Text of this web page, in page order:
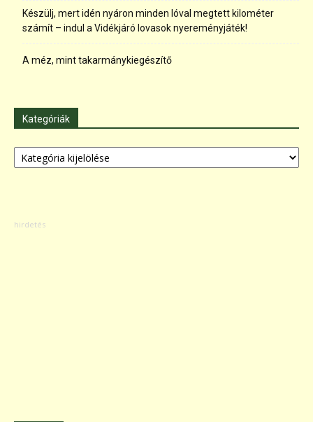
Készülj, mert idén nyáron minden lóval megtett kilométer
számít – indul a Vidékjáró lovasok nyereményjáték!
A méz, mint takarmánykiegészítő
Kategóriák
Kategóriák